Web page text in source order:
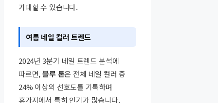
기대할 수 있습니다.
여름 네일 컬러 트렌드
2024년 3분기 네일 트렌드 분석에
따르면,블루 톤은 전체 네일 컬러 중
24% 이상의 선호도를 기록하며
휴가지에서 특히 인기가 많습니다.